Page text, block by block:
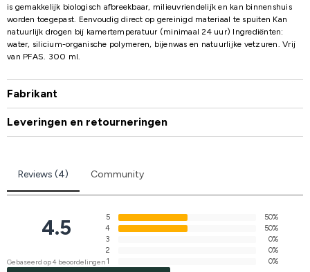
is gemakkelijk biologisch afbreekbaar, milieuvriendelijk en kan binnenshuis
worden toegepast. Eenvoudig direct op gereinigd materiaal te spuiten Kan
natuurlijk drogen bij kamertemperatuur (minimaal 24 uur) Ingrediënten:
water, silicium-organische polymeren, bijenwas en natuurlijke vetzuren. Vrij
van PFAS. 300 ml.
Fabrikant
Leveringen en retourneringen
Reviews (4) Community
4.5
Gebaseerd op 4 beoordelingen
5
50%
4
50%
3
0%
2
0%
1
0%